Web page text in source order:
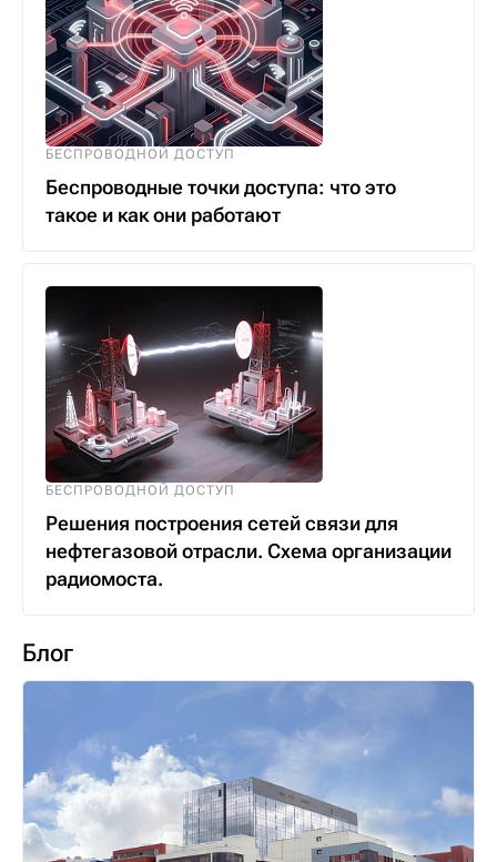
БЕСПРОВОДНОЙ ДОСТУП
Беспроводные точки доступа: что это
такое и как они работают
БЕСПРОВОДНОЙ ДОСТУП
Решения построения сетей связи для
нефтегазовой отрасли. Схема организации
радиомоста.
Блог